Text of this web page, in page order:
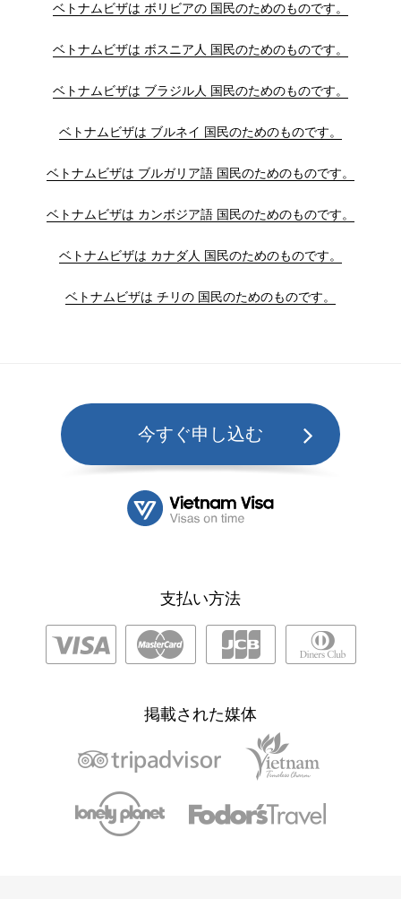
ベトナムビザは ボリビアの 国民のためのものです。
ベトナムビザは ボスニア人 国民のためのものです。
ベトナムビザは ブラジル人 国民のためのものです。
ベトナムビザは ブルネイ 国民のためのものです。
ベトナムビザは ブルガリア語 国民のためのものです。
ベトナムビザは カンボジア語 国民のためのものです。
ベトナムビザは カナダ人 国民のためのものです。
ベトナムビザは チリの 国民のためのものです。
今すぐ申し込む
支払い方法
掲載された媒体